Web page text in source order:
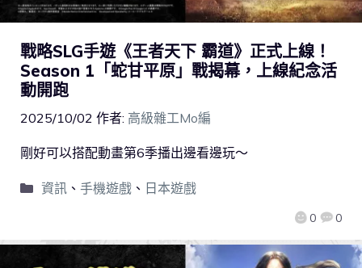
戰略SLG手遊《王者天下 霸道》正式上線！
Season 1「蛇甘平原」戰揭幕，上線紀念活
動開跑
2025/10/02 作者: 高級雜工Mo編
0 0
剛好可以搭配動畫第6季播出邊看邊玩～
資訊、 手機遊戲、 日本遊戲